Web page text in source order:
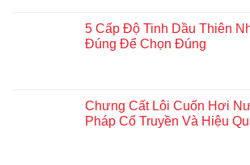
5 Cấp Độ Tinh Dầu Thiên
Đúng Để Chọn Đúng
Chưng Cất Lôi Cuốn Hơi
Pháp Cổ Truyền Và Hiệu